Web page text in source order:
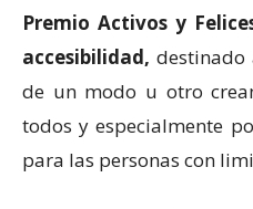
Premio Activos y
accesibilidad, destinado
de un modo u otro
todos y especialmente
para las personas con